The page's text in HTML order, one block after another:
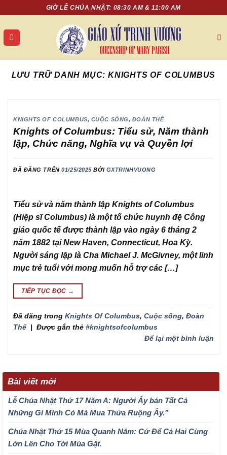
nội
dung
GIỜ LỄ CHÚA NHẬT: 08:30 AM & 11:00 AM
LƯU TRỮ DANH MỤC:KNIGHTS OF COLUMBUS
KNIGHTS OF COLUMBUS, CUỘC SỐNG, ĐOÀN THỂ
Knights of Columbus: Tiểu sử, Năm thành
lập, Chức năng, Nghĩa vụ và Quyền lợi
ĐÃ ĐĂNG TRÊN01/25/2025 BỞI GXTRINHVUONG
Tiểu sử và năm thành lập Knights of Columbus
(Hiệp sĩ Columbus) là một tổ chức huynh đệ Công
giáo quốc tế được thành lập vào ngày 6 tháng 2
năm 1882 tại New Haven, Connecticut, Hoa Kỳ.
Người sáng lập là Cha Michael J. McGivney, một linh
mục trẻ tuổi với mong muốn hỗ trợ các […]
TIẾP TỤC ĐỌC →
Đã đăng trong Knights Of Columbus, Cuộc sống, Đoàn
Thể | Được gắn thẻ #knightsofcolumbus
Để lại một bình luận
Bài viết mới
Lễ Chúa Nhật Thứ 17 Năm A: Người Ấy bán Tất Cả
Những Gì Mình Có Mà Mua Thửa Ruộng Ấy.”
Chúa Nhật Thứ 15 Mùa Quanh Năm: Cứ Để Cả Hai Cùng
Lớn Lên Cho Tới Mùa Gặt.